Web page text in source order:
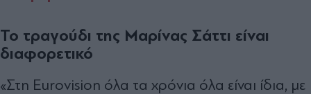
Το τραγούδι της Μαρίνας Σάττι είναι
διαφορετικό
«Στη Eurovision όλα τα χρόνια όλα είναι ίδια, με